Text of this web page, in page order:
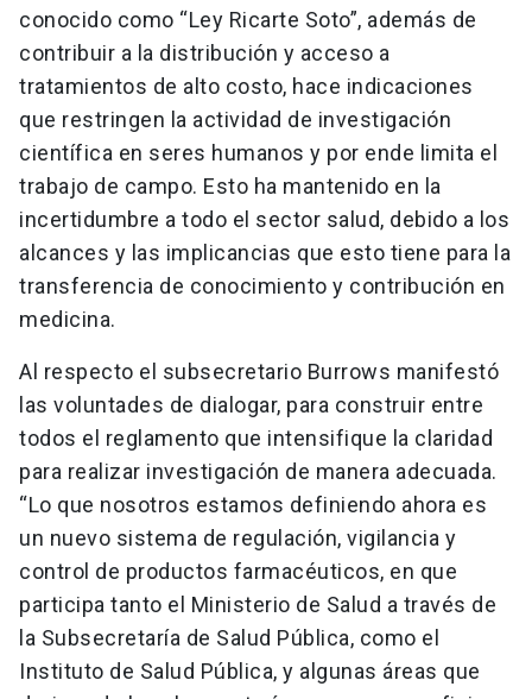
conocido como “Ley Ricarte Soto”, además de
contribuir a la distribución y acceso a
tratamientos de alto costo, hace indicaciones
que restringen la actividad de investigación
científica en seres humanos y por ende limita el
trabajo de campo. Esto ha mantenido en la
incertidumbre a todo el sector salud, debido a los
alcances y las implicancias que esto tiene para la
transferencia de conocimiento y contribución en
medicina.
Al respecto el subsecretario Burrows manifestó
las voluntades de dialogar, para construir entre
todos el reglamento que intensifique la claridad
para realizar investigación de manera adecuada.
“Lo que nosotros estamos definiendo ahora es
un nuevo sistema de regulación, vigilancia y
control de productos farmacéuticos, en que
participa tanto el Ministerio de Salud a través de
la Subsecretaría de Salud Pública, como el
Instituto de Salud Pública, y algunas áreas que